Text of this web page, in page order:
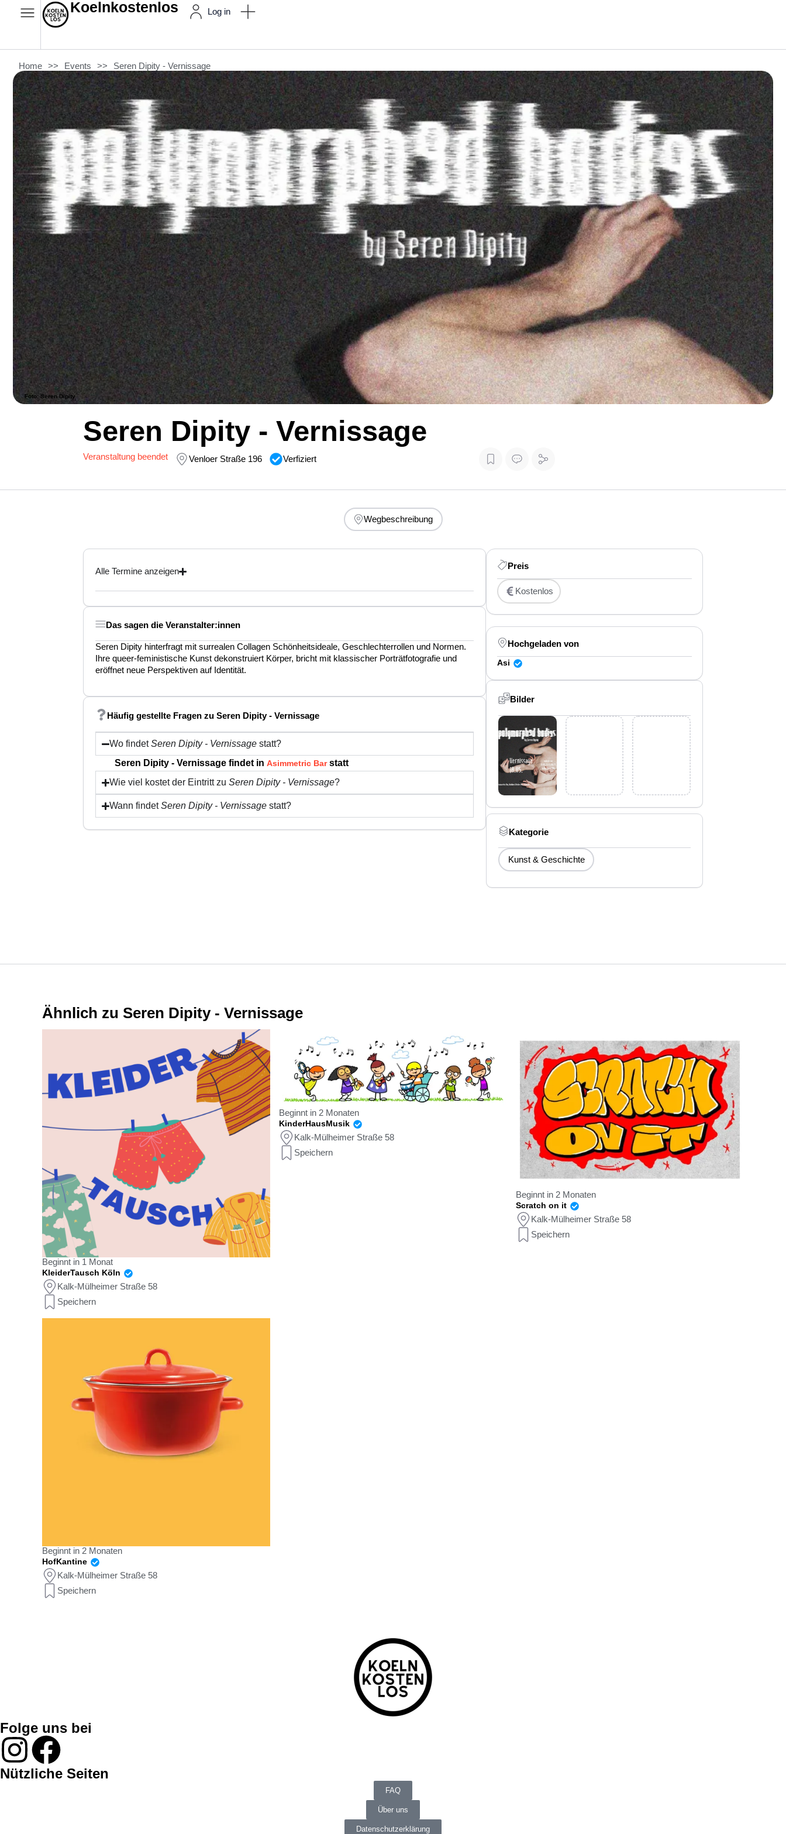
Koelnkostenlos Log in
Home >> Events >> Seren Dipity - Vernissage
Foto: Seren Dipity
Seren Dipity - Vernissage
Veranstaltung beendet Venloer Straße 196 Verfiziert
Wegbeschreibung
Alle Termine anzeigen
Das sagen die Veranstalter:innen
Seren Dipity hinterfragt mit surrealen Collagen Schönheitsideale, Geschlechterrollen und Normen.
Ihre queer-feministische Kunst dekonstruiert Körper, bricht mit klassischer Porträtfotografie und
eröffnet neue Perspektiven auf Identität.
Häufig gestellte Fragen zu Seren Dipity - Vernissage
Wo findetSeren Dipity - Vernissage statt?
Seren Dipity - Vernissage findet in Asimmetric Barstatt
Wie viel kostet der Eintritt zuSeren Dipity - Vernissage?
Wann findetSeren Dipity - Vernissage statt?
Preis
Kostenlos
Hochgeladen von
Asi
Bilder
Kategorie
Kunst & Geschichte
Ähnlich zu Seren Dipity - Vernissage
Beginnt in 1 Monat
KleiderTausch Köln
Kalk-Mülheimer Straße 58
Speichern
Beginnt in 2 Monaten
KinderHausMusik
Kalk-Mülheimer Straße 58
Speichern
Beginnt in 2 Monaten
Scratch on it
Kalk-Mülheimer Straße 58
Speichern
Beginnt in 2 Monaten
HofKantine
Kalk-Mülheimer Straße 58
Speichern
Folge uns bei
Nützliche Seiten
FAQ
Über uns
Datenschutzerklärung